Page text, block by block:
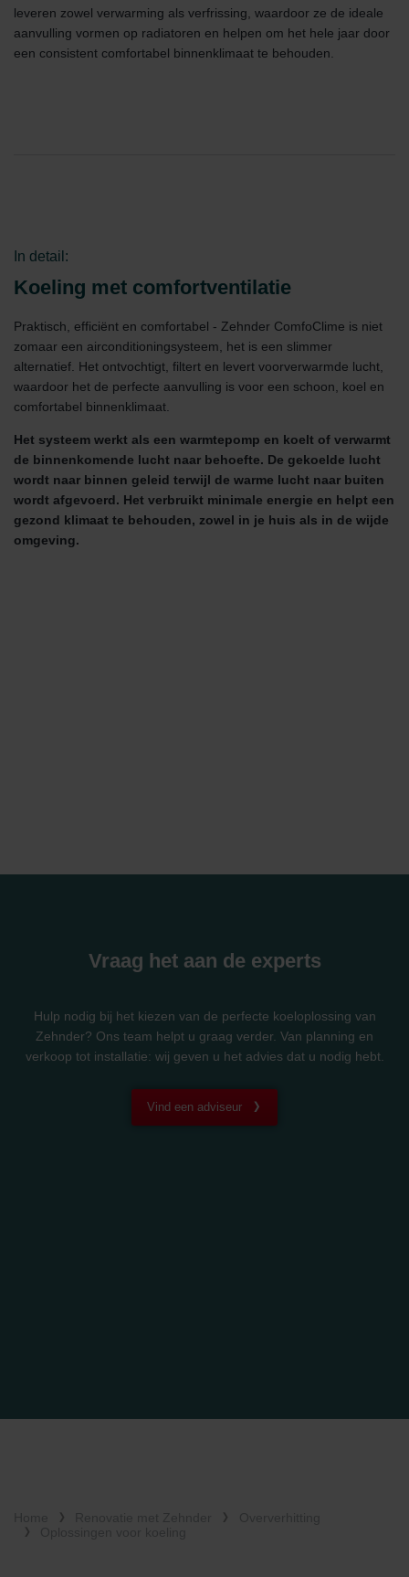
Zehnder Group Czech Republic s.r.o.: Zásady ochrany
osobních údajů
Zehnder Group France: Protection des données
Zehnder Group UK Limited: Privacy Policy
leveren zowel verwarming als verfrissing, waardoor ze de ideale
aanvulling vormen op radiatoren en helpen om het hele jaar door
een consistent comfortabel binnenklimaat te behouden.
In detail:
Koeling met comfortventilatie
Praktisch, efficiënt en comfortabel - Zehnder ComfoClime is niet
zomaar een airconditioningsysteem, het is een slimmer
alternatief. Het ontvochtigt, filtert en levert voorverwarmde lucht,
waardoor het de perfecte aanvulling is voor een schoon, koel en
comfortabel binnenklimaat.
Het systeem werkt als een warmtepomp en koelt of verwarmt
de binnenkomende lucht naar behoefte. De gekoelde lucht
wordt naar binnen geleid terwijl de warme lucht naar buiten
wordt afgevoerd. Het verbruikt minimale energie en helpt een
gezond klimaat te behouden, zowel in je huis als in de wijde
omgeving.
Vraag het aan de experts
Hulp nodig bij het kiezen van de perfecte koeloplossing van
Zehnder? Ons team helpt u graag verder. Van planning en
verkoop tot installatie: wij geven u het advies dat u nodig hebt.
Vind een adviseur